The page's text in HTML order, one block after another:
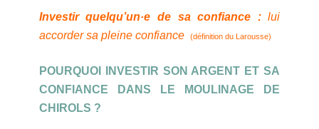
Investir quelqu’un·e de sa confiance : lui
accorder sa pleine confiance
(définition du Larousse)
POURQUOI INVESTIR SON ARGENT ET SA
CONFIANCE DANS LE MOULINAGE DE
CHIROLS ?